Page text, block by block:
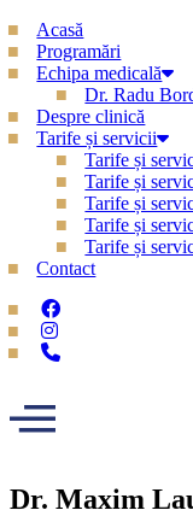
Acasă
Programări
Echipa medicală
Dr. Radu
Despre clinică
Tarife și servicii
Tarife și
Tarife și
Tarife și
Tarife și
Tarife și
Contact
Dr. Maxim